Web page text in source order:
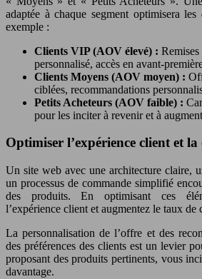
adaptée à chaque segment optimisera les
exemple :
Clients VIP (AOV élevé) :
personnalisé, accès en avant-
Clients Moyens (AOV moyen) :
ciblées, recommandations
Petits Acheteurs (AOV faible) :
pour les inciter à revenir et à
Optimiser l’expérience client et
Un site web avec une architecture claire,
un processus de commande simplifié
des produits. En optimisant ces
l’expérience client et augmentez le taux de
La personnalisation de l’offre et des
des préférences des clients est un levier
proposant des produits pertinents, vous
davantage.